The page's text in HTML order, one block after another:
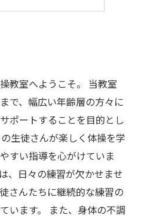
教室へようこそ。 当教室
で、幅広い年齢層の方々に
ポートすることを目的とし
生徒さんが楽しく体操を学
すい指導を心がけていま
、日々の練習が欠かせませ
さんたちに継続的な練習の
います。 また、身体の不調